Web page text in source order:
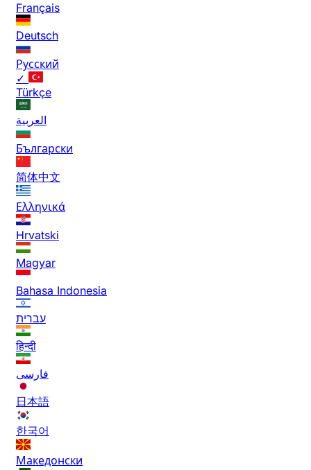
Français
Deutsch
Русский
✓
Türkçe
العربية
Български
简体中文
Ελληνικά
Hrvatski
Magyar
Bahasa Indonesia
עברית
हिन्दी
فارسی
日本語
한국어
Македонски